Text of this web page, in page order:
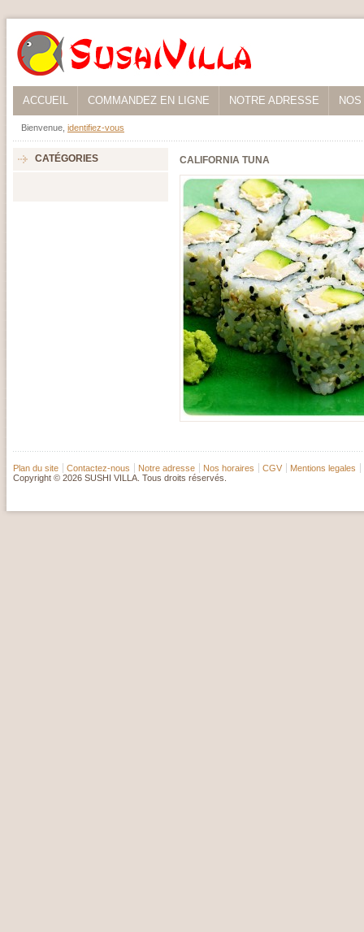
ACCUEIL COMMANDEZ EN LIGNE NOTRE ADRESSE
Bienvenue, identifiez-vous
CATÉGORIES CALIFORNIA TUNA
Plan du site Contactez-nous Notre adresse Nos horaires CGV
Mentions legales
Copyright © 2026 SUSHI VILLA. Tous droits réservés.